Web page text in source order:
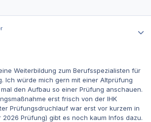
Weiterbildung zum Berufsspezialisten für
Ich würde mich gern mit einer Altprüfung
den Aufbau so einer Prüfung anschauen.
erst frisch von der IHK
Prüfungsdruchlauf war erst vor kurzem in
2026 Prüfung) gibt es noch kaum Infos dazu.